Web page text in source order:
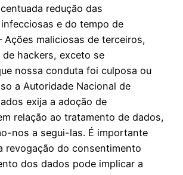
redução das
e do tempo de
Ações maliciosas de terceiros,
hackers, exceto se
nossa conduta foi culposa ou
a Autoridade Nacional de
exija a adoção de
relação ao tratamento de dados,
nos a segui-las. É importante
revogação do consentimento
dos dados pode implicar a